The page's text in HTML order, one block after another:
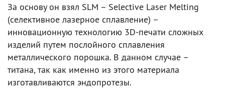
За основу он взял SLM – Selective Laser Melting
(селективное лазерное сплавление) –
инновационную технологию 3D-печати сложных
изделий путем послойного сплавления
металлического порошка. В данном случае –
титана, так как именно из этого материала
изготавливаются эндопротезы.